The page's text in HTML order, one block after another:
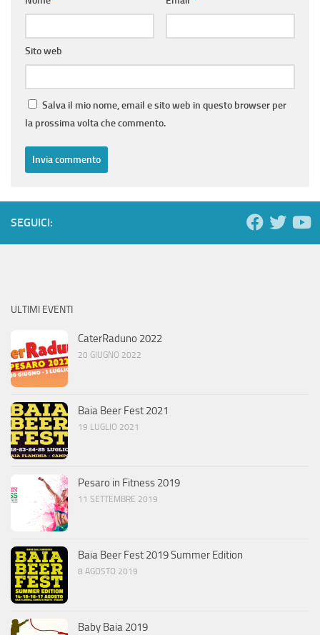
Sito web
Salva il mio nome, email e sito web in questo browser per
la prossima volta che commento.
SEGUICI:
ULTIMI EVENTI
CaterRaduno 2022
20 GIUGNO 2022
Baia Beer Fest 2021
19 LUGLIO 2021
Pesaro in Fitness 2019
11 SETTEMBRE 2019
Baia Beer Fest 2019 Summer Edition
8 AGOSTO 2019
Baby Baia 2019